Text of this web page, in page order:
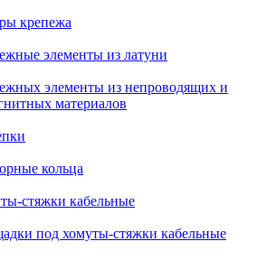
крепежа
элементы из латуни
элементы из непроводящих и
материалов
кольца
стяжки кабельные
под хомуты-стяжки кабельные